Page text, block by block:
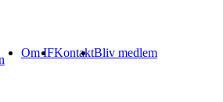
Om IFKontaktBliv medlem